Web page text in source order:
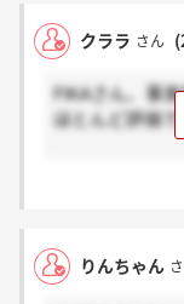
クララ さん
FIKAさん、事
ほとんど評価
誰の目から見
良い会社を選ん
りんちゃん